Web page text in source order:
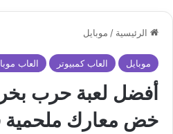
الرئيسية / موبايل
موبايل العاب كمبيوتر العاب
أفضل لعبة حرب
خض معارك